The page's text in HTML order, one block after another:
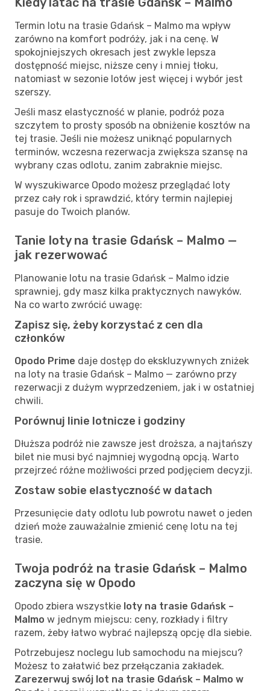
Termin lotu na trasie Gdańsk – Malmo ma wpływ
zarówno na komfort podróży, jak i na cenę. W
spokojniejszych okresach jest zwykle lepsza
dostępność miejsc, niższe ceny i mniej tłoku,
natomiast w sezonie lotów jest więcej i wybór jest
szerszy.
Jeśli masz elastyczność w planie, podróż poza
szczytem to prosty sposób na obniżenie kosztów na
tej trasie. Jeśli nie możesz uniknąć popularnych
terminów, wczesna rezerwacja zwiększa szansę na
wybrany czas odlotu, zanim zabraknie miejsc.
W wyszukiwarce Opodo możesz przeglądać loty
przez cały rok i sprawdzić, który termin najlepiej
pasuje do Twoich planów.
Tanie loty na trasie Gdańsk – Malmo —
jak rezerwować
Planowanie lotu na trasie Gdańsk – Malmo idzie
sprawniej, gdy masz kilka praktycznych nawyków.
Na co warto zwrócić uwagę:
Zapisz się, żeby korzystać z cen dla
członków
Opodo Prime daje dostęp do ekskluzywnych zniżek
na loty na trasie Gdańsk – Malmo — zarówno przy
rezerwacji z dużym wyprzedzeniem, jak i w ostatniej
chwili.
Porównuj linie lotnicze i godziny
Dłuższa podróż nie zawsze jest droższa, a najtańszy
bilet nie musi być najmniej wygodną opcją. Warto
przejrzeć różne możliwości przed podjęciem decyzji.
Zostaw sobie elastyczność w datach
Przesunięcie daty odlotu lub powrotu nawet o jeden
dzień może zauważalnie zmienić cenę lotu na tej
trasie.
Twoja podróż na trasie Gdańsk – Malmo
zaczyna się w Opodo
Opodo zbiera wszystkie loty na trasie Gdańsk –
Malmo w jednym miejscu: ceny, rozkłady i filtry
razem, żeby łatwo wybrać najlepszą opcję dla siebie.
Potrzebujesz noclegu lub samochodu na miejscu?
Możesz to załatwić bez przełączania zakładek.
Zarezerwuj swój lot na trasie Gdańsk – Malmo w